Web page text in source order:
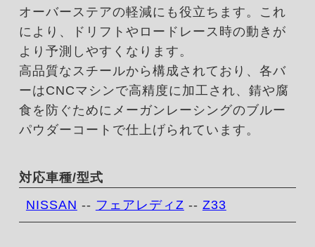
オーバーステアの軽減にも役立ちます。これ
により、ドリフトやロードレース時の動きが
より予測しやすくなります。
高品質なスチールから構成されており、各バ
ーはCNCマシンで高精度に加工され、錆や腐
食を防ぐためにメーガンレーシングのブルー
パウダーコートで仕上げられています。
対応車種/型式
NISSAN -- フェアレディZ -- Z33